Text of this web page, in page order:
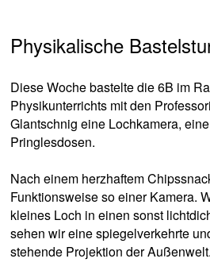
Physikalische
Diese Woche bastelte die 6B im
Physikunterrichts mit den
Glantschnig eine Lochkamera,
Pringlesdosen.
Nach einem herzhaftem
Funktionsweise so einer Kamera.
kleines Loch in einen sonst
sehen wir eine spiegelverkehrte
stehende Projektion der Außenwelt.